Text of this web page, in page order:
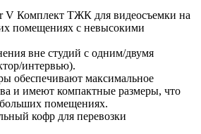
Комплект ТЖК для видеосъемки на
помещениях с невысокими
вне студий с одним/двумя
интервью).
обеспечивают максимальное
и имеют компактные размеры, что
помещениях.
кофр для перевозки